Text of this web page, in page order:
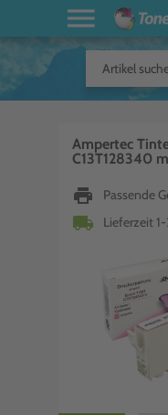
Artikel
Ampertec
C13T128340
print Passende
local_shipping Lieferzeit